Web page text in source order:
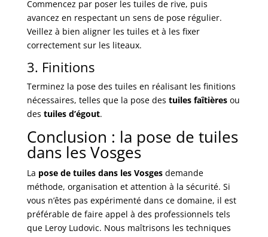
Commencez par poser les tuiles de rive, puis
avancez en respectant un sens de pose régulier.
Veillez à bien aligner les tuiles et à les fixer
correctement sur les liteaux.
3. Finitions
Terminez la pose des tuiles en réalisant les finitions
nécessaires, telles que la pose des tuiles faîtièresou
des tuiles d’égout.
Conclusion : la pose de tuiles
dans les Vosges
La pose de tuiles dans les Vosgesdemande
méthode, organisation et attention à la sécurité. Si
vous n’êtes pas expérimenté dans ce domaine, il est
préférable de faire appel à des professionnels tels
que Leroy Ludovic. Nous maîtrisons les techniques